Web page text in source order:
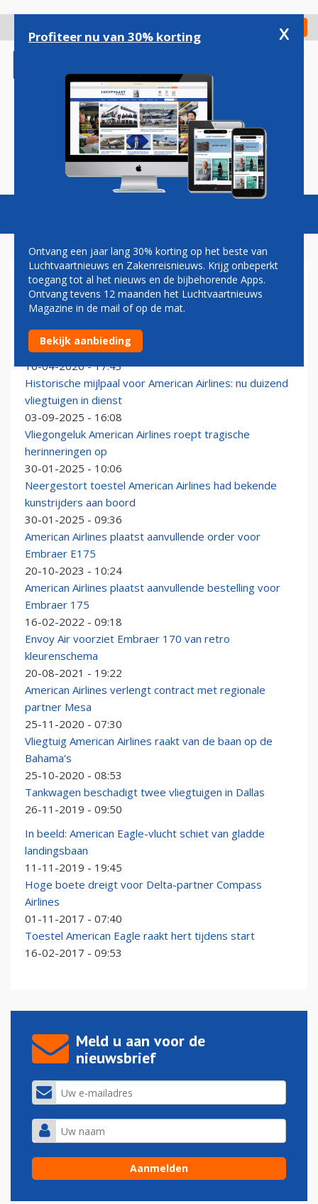
gaan
Check in
Magazine Podcasts Vacatures
AMERICAN EAGLE
Verkeersleider 'not amused' door piloten die
dierengeluiden maakte
16-04-2026 - 17:43
Historische mijlpaal voor American Airlines: nu duizend
vliegtuigen in dienst
03-09-2025 - 16:08
Vliegongeluk American Airlines roept tragische
herinneringen op
30-01-2025 - 10:06
Neergestort toestel American Airlines had bekende
kunstrijders aan boord
30-01-2025 - 09:36
American Airlines plaatst aanvullende order voor
Embraer E175
20-10-2023 - 10:24
American Airlines plaatst aanvullende bestelling voor
Embraer 175
16-02-2022 - 09:18
Envoy Air voorziet Embraer 170 van retro
kleurenschema
20-08-2021 - 19:22
American Airlines verlengt contract met regionale
partner Mesa
25-11-2020 - 07:30
Vliegtuig American Airlines raakt van de baan op de
Bahama's
25-10-2020 - 08:53
Tankwagen beschadigt twee vliegtuigen in Dallas
26-11-2019 - 09:50
In beeld: American Eagle-vlucht schiet van gladde
landingsbaan
11-11-2019 - 19:45
Hoge boete dreigt voor Delta-partner Compass
Airlines
01-11-2017 - 07:40
Toestel American Eagle raakt hert tijdens start
16-02-2017 - 09:53
Meld u aan voor de
nieuwsbrief
Profiteer nu van 30% korting x
Ontvang een jaar lang 30% korting op het beste van
Luchtvaartnieuws en Zakenreisnieuws. Krijg onbeperkt
toegang tot al het nieuws en de bijbehorende Apps.
Ontvang tevens 12 maanden het Luchtvaartnieuws
Magazine in de mail of op de mat.
Bekijk aanbieding